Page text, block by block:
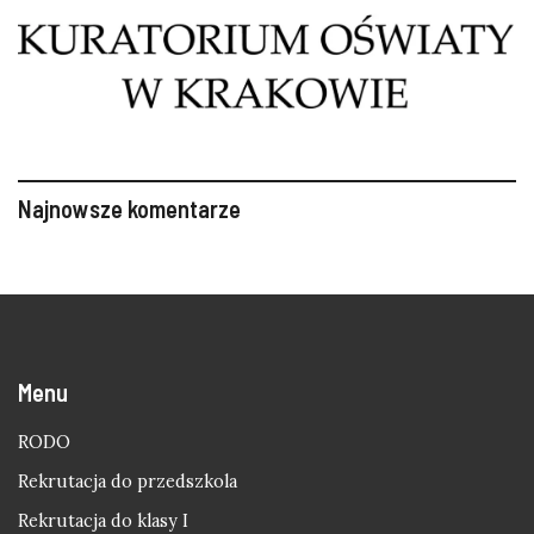
Najnowsze komentarze
Menu
RODO
Rekrutacja do przedszkola
Rekrutacja do klasy I